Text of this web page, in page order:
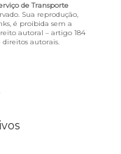
de Transporte
Sua reprodução,
é proibida sem a
autoral – artigo 184
direitos autorais.